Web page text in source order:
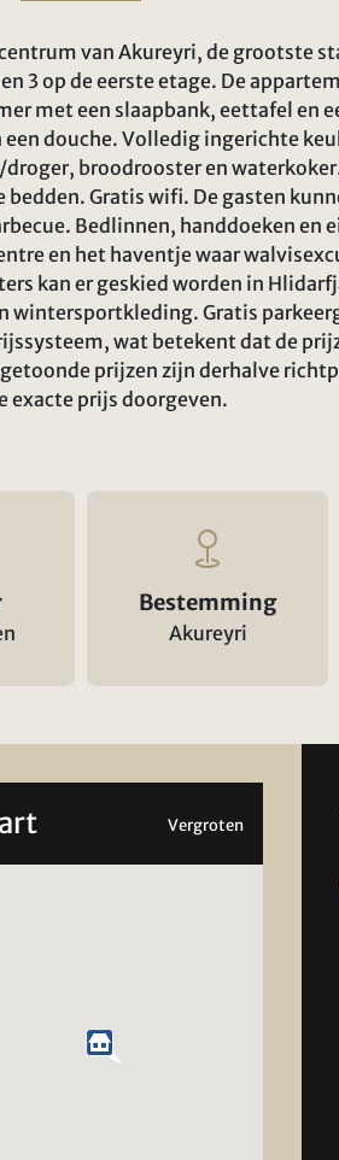
van Akureyri, de grootste
3 op de eerste etage. De
met een slaapbank, eettafel en
douche. Volledig ingerichte
broodrooster en
Gratis wifi. De gasten
Bedlinnen, handdoeken en
en het haventje waar
kan er geskied worden in
wintersportkleding. Gratis
wat betekent dat de
prijzen zijn derhalve
exacte prijs doorgeven.
Bestemming
Akureyri
Vergroten